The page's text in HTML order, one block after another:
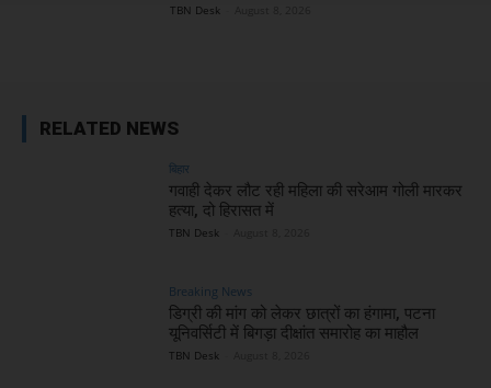
TBN Desk
RELATED NEWS
बिहार
गवाही देकर लौट रही महिला की सरेआम गोली मारकर
हत्या, दो हिरासत में
TBN Desk
Breaking News
डिग्री की मांग को लेकर छात्रों का हंगामा, पटना
यूनिवर्सिटी में बिगड़ा दीक्षांत समारोह का माहौल
TBN Desk